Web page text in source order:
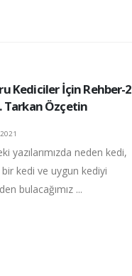
Kediciler İçin Rehber-2
Tarkan Özçetin
yazılarımızda neden kedi,
bir kedi ve uygun kediyi
bulacağımız ...